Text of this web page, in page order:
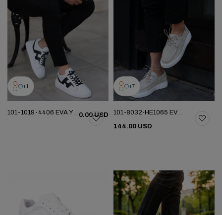
1
101-1019-4406 EVA YENI SEZON AYK0.00 USD
7
101-8032-HE1065 EVA YENI SEZON AYK
144.00 USD